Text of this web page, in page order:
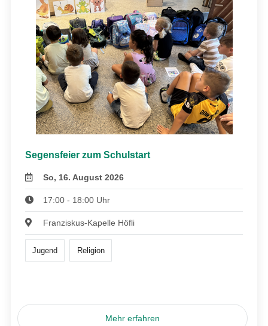
Segensfeier zum Schulstart
So, 16. August 2026
17:00 - 18:00 Uhr
Franziskus-Kapelle Höfli
Jugend Religion
Mehr erfahren